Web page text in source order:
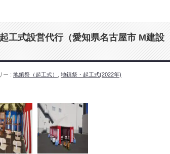
工式設営代行（愛知県名古屋市 M建設
ー : 地鎮祭（起工式） 地鎮祭・起工式(2022年)